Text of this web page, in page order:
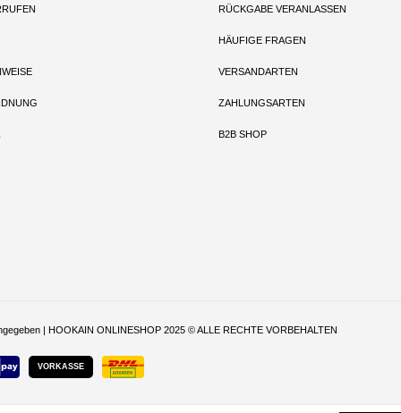
RÜCKGABE VERANLASSEN
HÄUFIGE FRAGEN
VERSANDARTEN
ZAHLUNGSARTEN
B2B SHOP
| HOOKAIN ONLINESHOP 2025 © ALLE RECHTE VORBEHALTEN
VORKASSE